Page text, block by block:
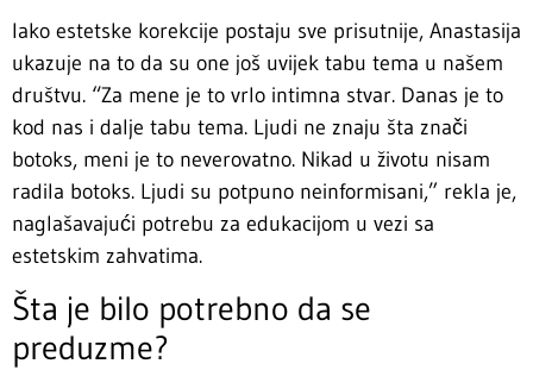
Iako estetske korekcije postaju sve prisutnije, Anastasija
ukazuje na to da su one još uvijek tabu tema u našem
društvu. “Za mene je to vrlo intimna stvar. Danas je to
kod nas i dalje tabu tema. Ljudi ne znaju šta znači
botoks, meni je to neverovatno. Nikad u životu nisam
radila botoks. Ljudi su potpuno neinformisani,” rekla je,
naglašavajući potrebu za edukacijom u vezi sa
estetskim zahvatima.
Šta je bilo potrebno da se
preduzme?